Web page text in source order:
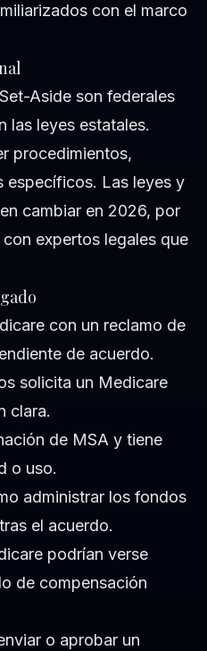
con el marco
Aside son federales
las leyes estatales.
procedimientos,
específicos. Las leyes y
cambiar en 2026, por
expertos legales que
con un reclamo de
de acuerdo.
solicita un Medicare
clara.
de MSA y tiene
o uso.
administrar los fondos
el acuerdo.
podrían verse
de compensación
o aprobar un